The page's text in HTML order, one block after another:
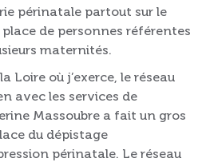
périnatale partout sur le
de personnes référentes
maternités.
Loire où j’exerce, le réseau
avec les services de
Massoubre a fait un gros
du dépistage
périnatale. Le réseau